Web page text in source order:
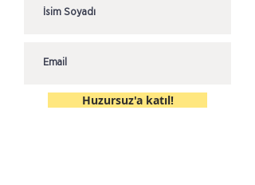
Huzursuz'a katıl!